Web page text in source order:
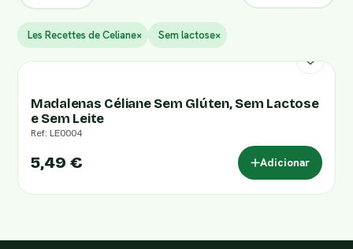
Les Recettes de Celiane× Sem lactose×
Madalenas Céliane Sem Glúten, Sem Lactose
e Sem Leite
Ref: LE0004
5,49 € Adicionar